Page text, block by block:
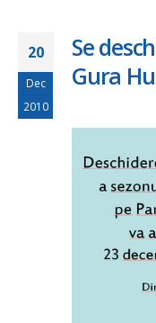
20
Dec
2010
Se
Gura